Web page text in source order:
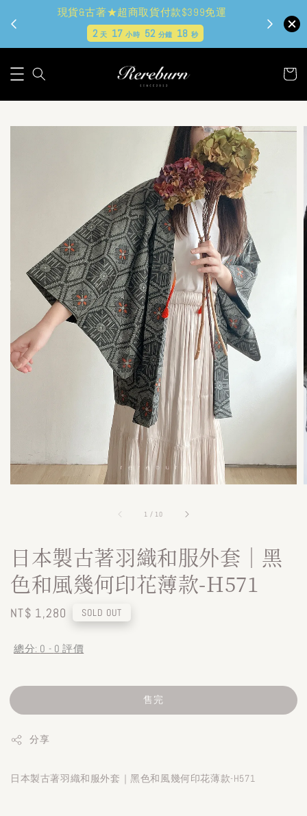
現貨&古著★超商取貨付款$399免運
2天 17小時 52 分鐘 16 秒
1 / 10
日本製古著羽織和服外套｜黑
色和風幾何印花薄款-H571
Regular
NT$ 1,280 SOLD OUT
總分: 0 - 0 評價
售完
分享
日本製古著羽織和服外套｜黑色和風幾何印花薄款-H571